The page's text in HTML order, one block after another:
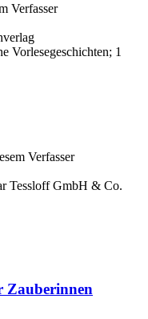
Verfasser
Vorlesegeschichten; 1
Verfasser
Tessloff GmbH & Co.
Zauberinnen